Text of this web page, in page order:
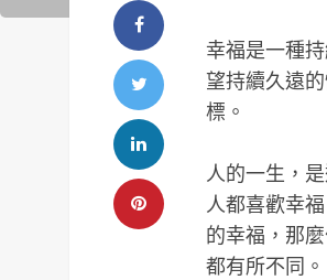
幸福是一種
望持續久遠
標。
人的一生，
人都喜歡幸
的幸福，那
都有所不同。